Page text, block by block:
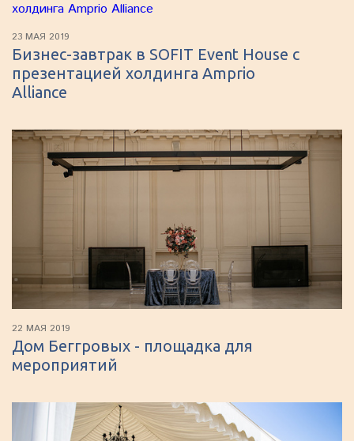
23 МАЯ 2019
Бизнес-завтрак в SOFIT Event House с
презентацией холдинга Amprio
Alliance
22 МАЯ 2019
Дом Беггровых - площадка для
мероприятий